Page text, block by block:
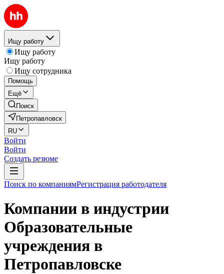
Ищу работу
Ищу работу
Ищу работу
Ищу сотрудника
Помощь
Ещё
Поиск
Петропавловск
RU
Войти
Войти
Создать резюме
Поиск по компаниямРегистрация работодателя
Компании в индустрии
Образовательные
учреждения в
Петропавловске